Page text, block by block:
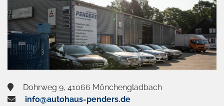
Dohrweg 9, 41066 Mönchengladbach
info@autohaus-penders.de